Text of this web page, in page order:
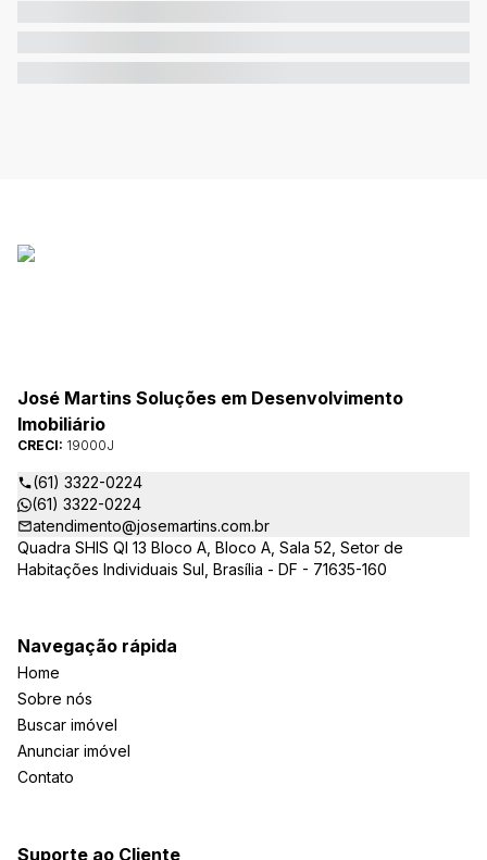
José Martins Soluções em Desenvolvimento
Imobiliário
CRECI: 19000J
(61) 3322-0224
(61) 3322-0224
atendimento@josemartins.com.br
Quadra SHIS QI 13 Bloco A, Bloco A, Sala 52, Setor de
Habitações Individuais Sul, Brasília - DF - 71635-160
Navegação rápida
Home
Sobre nós
Buscar imóvel
Anunciar imóvel
Contato
Suporte ao Cliente